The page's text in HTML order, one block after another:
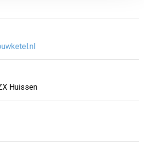
Huissen